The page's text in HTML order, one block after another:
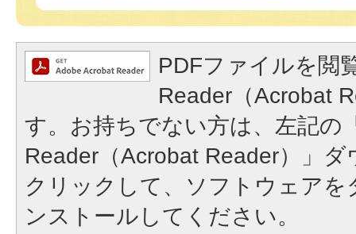
PDFファイルを閲
Reader（Acrobat
す。お持ちでない方は、左記の
Reader（Acrobat Reader）」
クリックして、ソフトウェア
ンストールしてください。